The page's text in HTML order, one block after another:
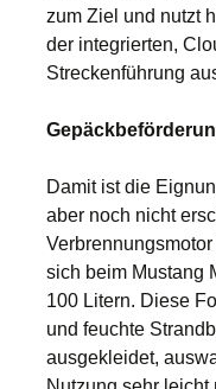
zum Ziel und nutzt
der integrierten,
Streckenführung
Damit ist die
aber noch nicht
sich beim Mustang
100 Litern. Diese
und feuchte
ausgekleidet,